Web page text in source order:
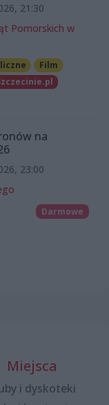
21:30
Pomorskich w
Film
na
23:00
Darmowe
Miejsca
i dyskoteki